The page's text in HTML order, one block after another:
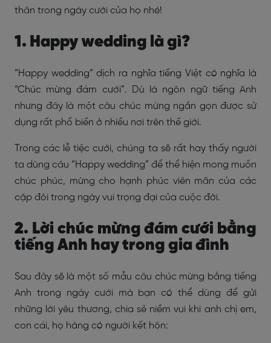
thân trong ngày cưới của họ nhé!
1. Happy wedding là gì?
“Happy wedding” dịch ra nghĩa tiếng Việt có nghĩa là
“Chúc mừng đám cưới”. Dù là ngôn ngữ tiếng Anh
nhưng đây là một câu chúc mừng ngắn gọn được sử
dụng rất phổ biến ở nhiều nơi trên thế giới.
Trong các lễ tiệc cưới, chúng ta sẽ rất hay thấy người
ta dùng câu “Happy wedding” để thể hiện mong muốn
chúc phúc, mừng cho hạnh phúc viên mãn của các
cặp đôi trong ngày vui trọng đại của cuộc đời.
2. Lời chúc mừng đám cưới bằng
tiếng Anh hay trong gia đình
Sau đây sẽ là một số mẫu câu chúc mừng bằng tiếng
Anh trong ngày cưới mà bạn có thể dùng để gửi
những lời yêu thương, chia sẻ niềm vui khi anh chị em,
con cái, họ hàng có người kết hôn: